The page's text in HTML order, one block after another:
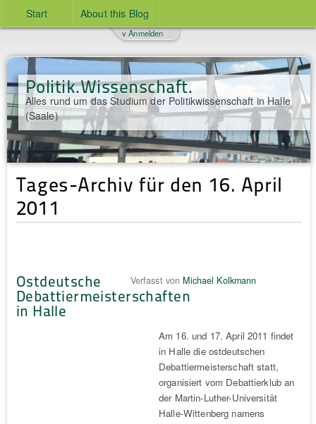
Start About this Blog
Politik.Wissenschaft.
Alles rund um das Studium der Politikwissenschaft in Halle
(Saale)
v Anmelden
Tages-Archiv für den 16. April
2011
Ostdeutsche
Debattiermeisterschaften
in Halle
Verfasst von Michael Kolkmann
Am 16. und 17. April 2011 findet
in Halle die ostdeutschen
Debattiermeisterschaft statt,
organisiert vom Debattierklub an
der Martin-Luther-Universität
Halle-Wittenberg namens